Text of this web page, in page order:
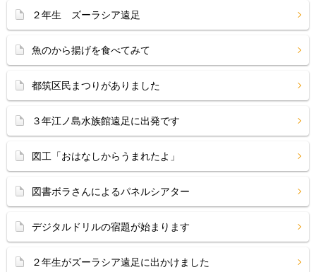
２年生 ズーラシア遠足
魚のから揚げを食べてみて
都筑区民まつりがありました
３年江ノ島水族館遠足に出発です
図工「おはなしからうまれたよ」
図書ボラさんによるパネルシアター
デジタルドリルの宿題が始まります
２年生がズーラシア遠足に出かけました